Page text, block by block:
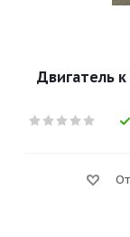
Двигатель